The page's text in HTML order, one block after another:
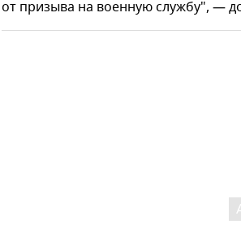
от призыва на военную службу", —